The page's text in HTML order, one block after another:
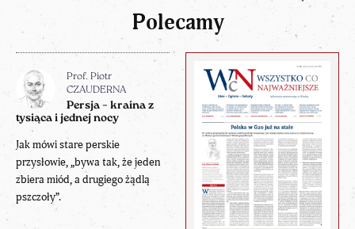
Polecamy
Prof. Piotr
CZAUDERNA
Persja – kraina z
tysiąca i jednej nocy
Jak mówi stare perskie
przysłowie, „bywa tak, że jeden
zbiera miód, a drugiego żądlą
pszczoły”.